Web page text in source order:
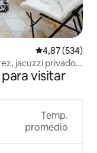
Calificación
4,87 (534)
jacuzzi privado
visitar
Temp.
promedio